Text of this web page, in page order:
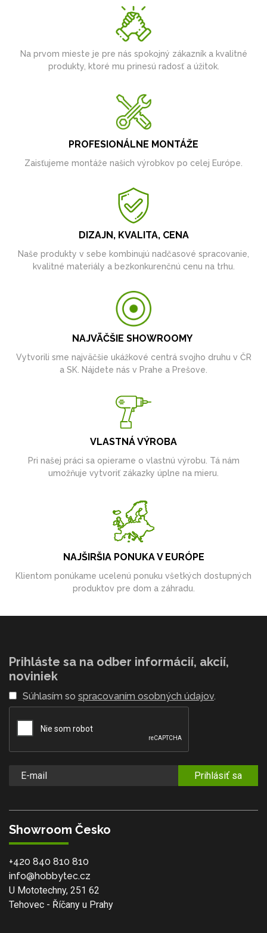
Na prvom mieste je pre nás spokojný zákazník a kvalitné
produkty, ktoré mu prinesú radosť a úžitok.
PROFESIONÁLNE MONTÁŽE
Zaisťujeme montáže našich výrobkov po celej Európe.
DIZAJN, KVALITA, CENA
Naše produkty v sebe kombinujú nadčasové spracovanie,
kvalitné materiály a bezkonkurenčnú cenu na trhu.
NAJVÄČŠIE SHOWROOMY
Vytvorili sme najväčšie ukážkové centrá svojho druhu v ČR
a SK. Nájdete nás v Prahe a Prešove.
VLASTNÁ VÝROBA
Pri našej práci sa opierame o vlastnú výrobu. Tá nám
umožňuje vytvoriť zákazky úplne na mieru.
NAJŠIRŠIA PONUKA V EURÓPE
Klientom ponúkame ucelenú ponuku všetkých dostupných
produktov pre dom a záhradu.
Prihláste sa na odber informácií, akcií,
noviniek
Súhlasím so spracovaním osobných údajov.
Prihlásiť sa
Showroom Česko
+420 840 810 810
info@hobbytec.cz
U Mototechny, 251 62
Tehovec - Říčany u Prahy